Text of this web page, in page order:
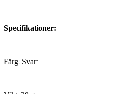
Specifikationer:
Färg: Svart